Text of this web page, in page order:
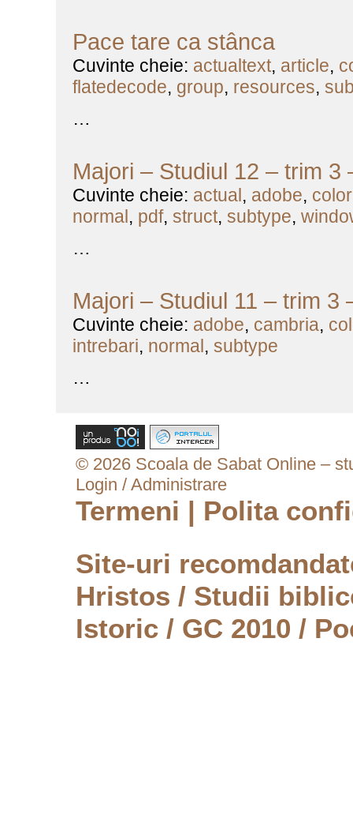
Pace tare ca stânca
Cuvinte cheie: actualtext, article,
flatedecode, group, resources,
…
Majori – Studiul 12 – trim 3
Cuvinte cheie: actual, adobe, color
normal, pdf, struct, subtype,
…
Majori – Studiul 11 – trim 3
Cuvinte cheie: adobe, cambria,
intrebari, normal, subtype
…
© 2026 Scoala de Sabat Online –
Login / Administrare
Termeni | Polita
Site-uri
Hristos / Studii
Istoric/ GC 2010 /